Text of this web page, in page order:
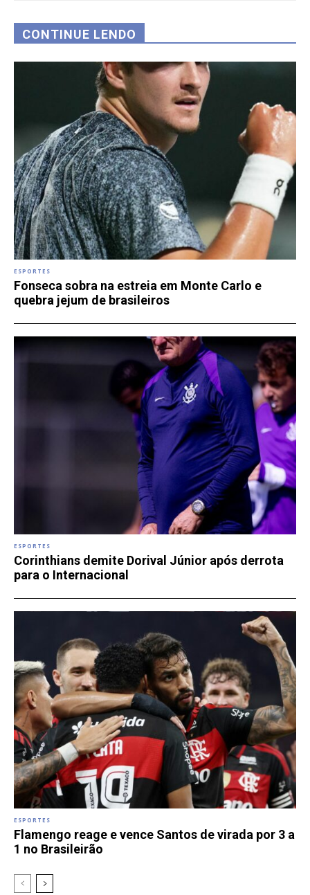
CONTINUE LENDO
ESPORTES
Fonseca sobra na estreia em Monte Carlo e
quebra jejum de brasileiros
ESPORTES
Corinthians demite Dorival Júnior após derrota
para o Internacional
ESPORTES
Flamengo reage e vence Santos de virada por 3 a
1 no Brasileirão